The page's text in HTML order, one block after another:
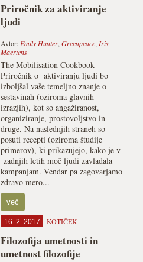
Priročnik za aktiviranje
ljudi
Avtor: Emily Hunter, Greenpeace, Iris
Maertens
The Mobilisation Cookbook
Priročnik o aktiviranju ljudi bo
izboljšal vaše temeljno znanje o
sestavinah (oziroma glavnih
izrazjih), kot so angažiranost,
organiziranje, prostovoljstvo in
druge. Na naslednjih straneh so
posuti recepti (oziroma študije
primerov), ki prikazujejo, kako je v
zadnjih letih moč ljudi zavladala
kampanjam. Vendar pa zagovarjamo
zdravo mero...
več
16. 2. 2017 KOTIČEK
Filozofija umetnosti in
umetnost filozofije